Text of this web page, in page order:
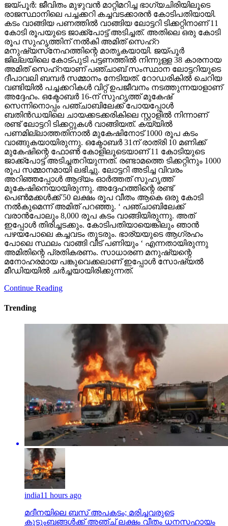
ജയ്പൂര്‍: ജീവിതം മുഴുവന്‍ മാറ്റിമറിച്ച ഭാഗ്യചിരിയിലൂടെ
രാജസ്ഥാനിലെ പച്ചക്കറി കച്ചവടക്കാരന്‍ കോടിപതിയായി.
കടം വാങ്ങിയ പണത്തില്‍ വാങ്ങിയ ലോട്ടറി ടിക്കറ്റിനാണ് 11
കോടി രൂപയുടെ ജാക്ക്‌പോട്ട് അടിച്ചത്. അതിലെ ഒരു കോടി
രൂപ സുഹൃത്തിന് നല്‍കി അമിത് സെഹ്‌റ
മനുഷ്യസ്‌നേഹത്തിന്റെ മാതൃകയായി. ജയ്പൂര്‍
ജില്ലയിലെ കോട്പുടി പട്ടണത്തില്‍ നിന്നുള്ള 38 കാരനായ
അമിത് സെഹ്‌റയാണ് പഞ്ചാബ് സംസ്ഥാന ലോട്ടറിയുടെ
ദീപാവലി ബമ്പര്‍ സമ്മാനം നേടിയത്. റോഡരികില്‍ ചെറിയ
വണ്ടിയില്‍ പച്ചക്കറികള്‍ വിറ്റ് ഉപജീവനം നടത്തുന്നയാളാണ്
അദ്ദേഹം. ഒക്ടോബര്‍ 16-ന് സുഹൃത്ത് മുകേഷ്
സെന്നിനൊപ്പം പഞ്ചാബിലേക്ക് പോയപ്പോള്‍
ബതിന്‍ഡയിലെ ചായക്കടക്കരികിലെ സ്റ്റാളില്‍ നിന്നാണ്
രണ്ട് ലോട്ടറി ടിക്കറ്റുകള്‍ വാങ്ങിയത്. കയ്യില്‍
പണമില്ലാത്തതിനാല്‍ മുകേഷിനോട് 1000 രൂപ കടം
വാങ്ങുകയായിരുന്നു. ഒക്ടോബര്‍ 31ന് രാത്രി 10 മണിക്ക്
മുകേഷിന്റെ ഫോണ്‍ കോളിലൂടെയാണ് 11 കോടിയുടെ
ജാക്ക്‌പോട്ട് അടിച്ചതറിയുന്നത്. രണ്ടാമത്തെ ടിക്കറ്റിനും 1000
രൂപ സമ്മാനമായി ലഭിച്ചു. ലോട്ടറി അടിച്ച വിവരം
അറിഞ്ഞപ്പോള്‍ ആദ്യം ഓര്‍ത്തത് സുഹൃത്ത്
മുകേഷിനെയായിരുന്നു. അദ്ദേഹത്തിന്റെ രണ്ട്
പെണ്‍മക്കള്‍ക്ക് 50 ലക്ഷം രൂപ വീതം ആകെ ഒരു കോടി
നല്‍കുമെന്ന് അമിത് പറഞ്ഞു. ‘ പഞ്ചാബിലേക്ക്
വരാന്‍പോലും 8,000 രൂപ കടം വാങ്ങിയിരുന്നു. അത്
ഇപ്പോള്‍ തിരിച്ചടക്കും. കോടിപതിയായെങ്കിലും ഞാന്‍
പഴയപോലെ കച്ചവടം തുടരും. ഭാര്യയുടെ ആഗ്രഹം
പോലെ സ്ഥലം വാങ്ങി വീട് പണിയും ‘ എന്നതായിരുന്നു
അമിതിന്റെ പ്രതികരണം. സാധാരണ മനുഷ്യന്റെ
മനോഹരമായ പങ്കുവെക്കലാണ് ഇപ്പോള്‍ സോഷ്യല്‍
മീഡിയയില്‍ ചര്‍ച്ചയായിരിക്കുന്നത്.
Continue Reading
Trending
india11 hours ago
മദീനയിലെ ബസ് അപകടം; മരിച്ചവരുടെ
കുടുംബങ്ങള്‍ക്ക് അഞ്ച് ലക്ഷം വീതം ധനസഹായം